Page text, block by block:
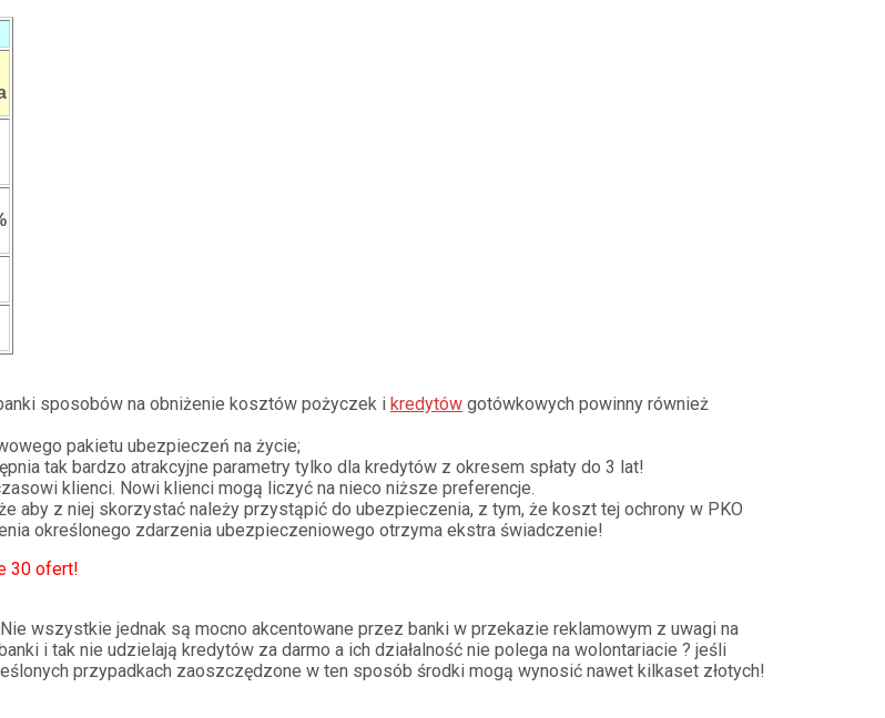
sposobów na obniżenie kosztów pożyczek i kredytów gotówkowych powinny również
pakietu ubezpieczeń na życie;
tak bardzo atrakcyjne parametry tylko dla kredytów z okresem spłaty do 3 lat!
klienci. Nowi klienci mogą liczyć na nieco niższe preferencje.
aby z niej skorzystać należy przystąpić do ubezpieczenia, z tym, że koszt tej ochrony w PKO
określonego zdarzenia ubezpieczeniowego otrzyma ekstra świadczenie!
30 ofert!
wszystkie jednak są mocno akcentowane przez banki w przekazie reklamowym z uwagi na
i tak nie udzielają kredytów za darmo a ich działalność nie polega na wolontariacie ? jeśli
przypadkach zaoszczędzone w ten sposób środki mogą wynosić nawet kilkaset złotych!